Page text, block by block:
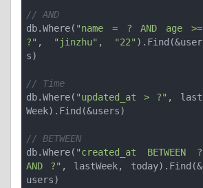
// AND
db.Where( "name = ? AND age >=
?" , "jinzhu" , "22" ).Find(&user
s)
// Time
db.Where( "updated_at > ?" , last
Week).Find(&users)
// BETWEEN
db.Where( "created_at BETWEEN ?
AND ?" , lastWeek, today).Find(&